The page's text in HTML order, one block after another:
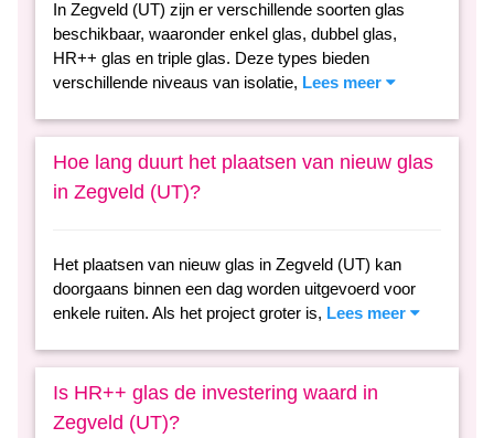
In Zegveld (UT) zijn er verschillende soorten glas
beschikbaar, waaronder enkel glas, dubbel glas,
HR++ glas en triple glas. Deze types bieden
verschillende niveaus van isolatie, Lees meer
Hoe lang duurt het plaatsen van nieuw glas
in Zegveld (UT)?
Het plaatsen van nieuw glas in Zegveld (UT) kan
doorgaans binnen een dag worden uitgevoerd voor
enkele ruiten. Als het project groter is, Lees meer
Is HR++ glas de investering waard in
Zegveld (UT)?